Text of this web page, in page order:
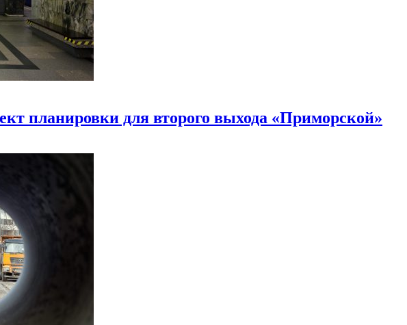
планировки для второго выхода «Приморской»